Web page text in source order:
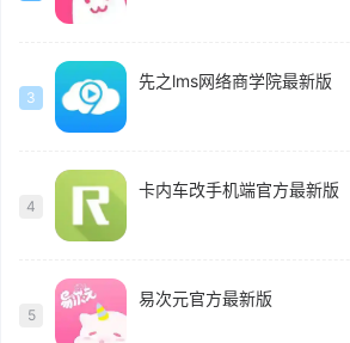
3
先之lms网络商学院最新版
4
卡内车改手机端官方最新版
5
易次元官方最新版